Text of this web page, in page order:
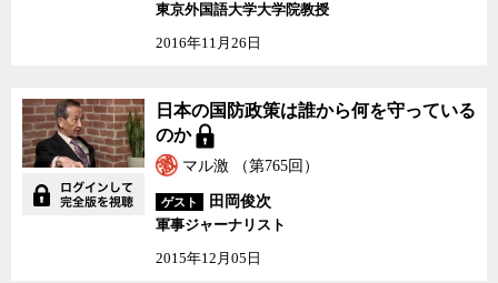
東京外国語大学大学院教授
2016年11月26日
日本の国防政策は誰から何を守っている
のか
マル激 （第765回）
ゲスト
田岡俊次
軍事ジャーナリスト
2015年12月05日